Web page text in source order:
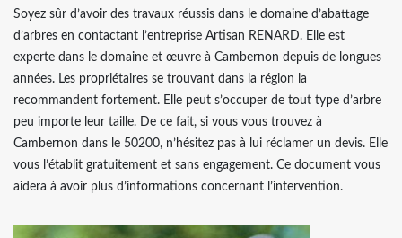
Soyez sûr d’avoir des travaux réussis dans le domaine d’abattage
d’arbres en contactant l’entreprise Artisan RENARD. Elle est
experte dans le domaine et œuvre à Cambernon depuis de longues
années. Les propriétaires se trouvant dans la région la
recommandent fortement. Elle peut s’occuper de tout type d’arbre
peu importe leur taille. De ce fait, si vous vous trouvez à
Cambernon dans le 50200, n’hésitez pas à lui réclamer un devis. Elle
vous l’établit gratuitement et sans engagement. Ce document vous
aidera à avoir plus d’informations concernant l’intervention.